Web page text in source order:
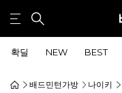
확딜 NEW BEST
배드민턴가방 나이키